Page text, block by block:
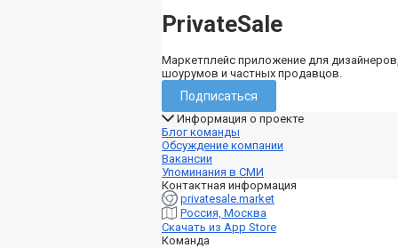
PrivateSale
Маркетплейс приложение для
шоурумов и частных продавцов.
Подписаться
Информация о проекте
Блог команды
Обсуждение компании
Вакансии
Упоминания в СМИ
Контактная информация
privatesale.market
Россия, Москва
Скачать из App Store
Команда